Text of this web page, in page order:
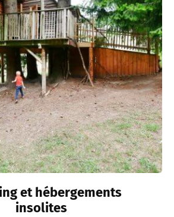
et hébergements
insolites